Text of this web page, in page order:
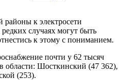
к электросети
случаях могут быть
к этому с пониманием.
почти у 62 тысяч
области: Шосткинский (47 362),
(253).